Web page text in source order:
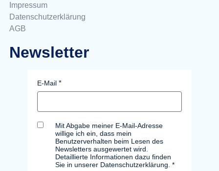
Impressum
Datenschutzerklärung
AGB
Newsletter
E-Mail
Mit Abgabe meiner E-Mail-Adresse
willige ich ein, dass mein
Benutzerverhalten beim Lesen des
Newsletters ausgewertet wird.
Detaillierte Informationen dazu finden
Sie in unserer Datenschutzerklärung.